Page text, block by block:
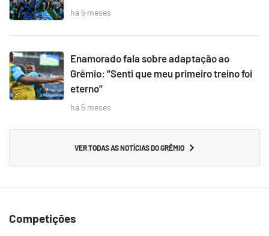
há 5 meses
Enamorado fala sobre adaptação ao
Grêmio: “Senti que meu primeiro treino foi
eterno”
há 5 meses
VER TODAS AS NOTÍCIAS DO GRÊMIO
Competições